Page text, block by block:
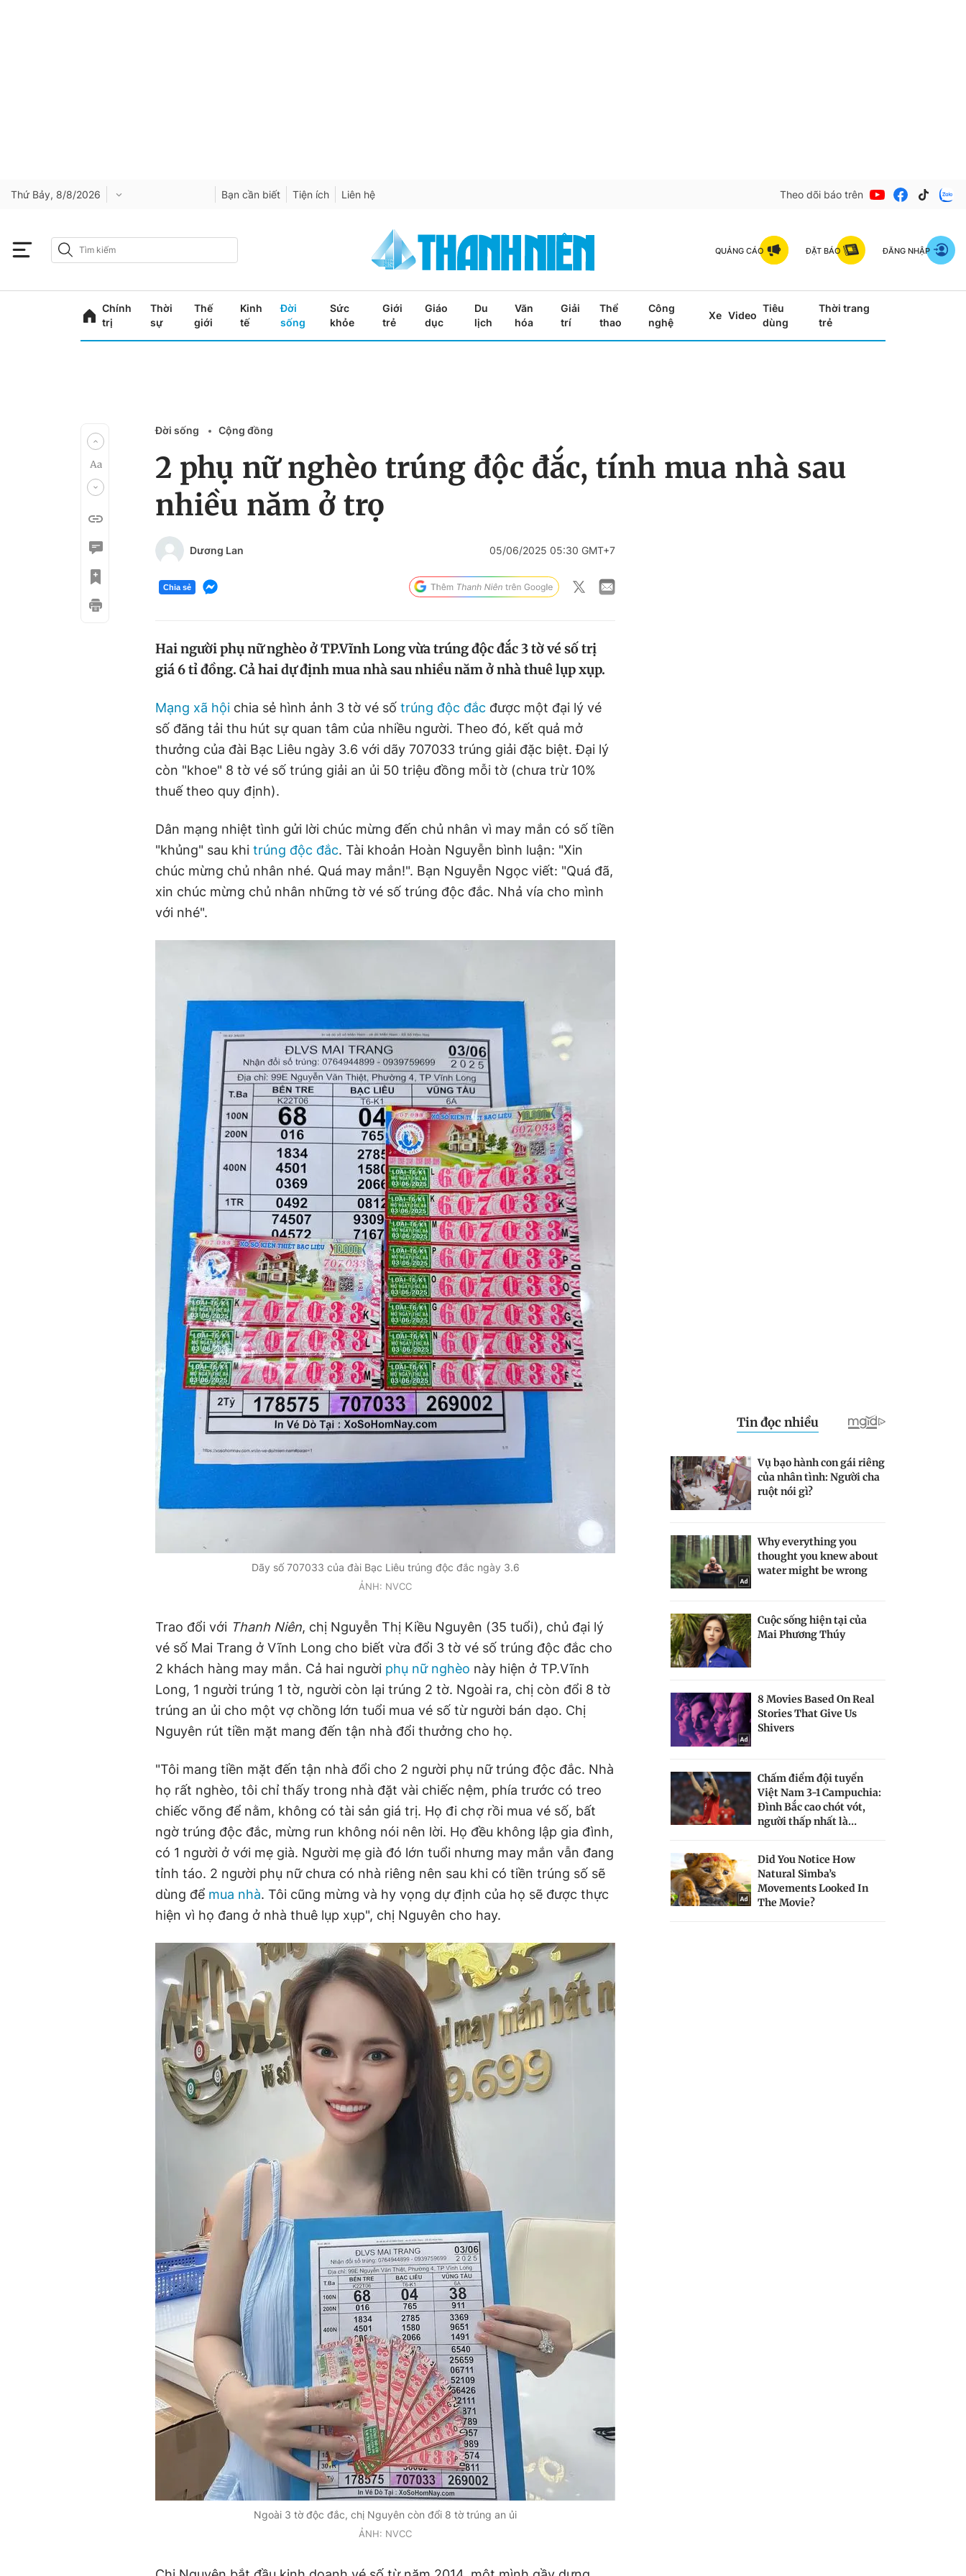
Thứ Bảy, 8/8/2026 Bạn cần biết Tiện ích Liên hệ Theo dõi báo trên
QUẢNG CÁO ĐẶT BÁO ĐĂNG NHẬP
Chính
trị
Thời
sự
Thế
giới
Kinh
tế
Đời
sống
Sức
khỏe
Giới
trẻ
Giáo
dục
Du
lịch
Văn
hóa
Giải
trí
Thể
thao
Công
nghệ
Xe Video
Tiêu
dùng
Thời trang
trẻ
Đời sống Cộng đồng
2 phụ nữ nghèo trúng độc đắc, tính mua nhà sau
nhiều năm ở trọ
Dương Lan 05/06/2025 05:30 GMT+7
Chia sẻ
Hai người phụ nữ nghèo ở TP.Vĩnh Long vừa trúng độc đắc 3 tờ vé số trị
giá 6 tỉ đồng. Cả hai dự định mua nhà sau nhiều năm ở nhà thuê lụp xụp.
Mạng xã hội chia sẻ hình ảnh 3 tờ vé số trúng độc đắc được một đại lý vé
số đăng tải thu hút sự quan tâm của nhiều người. Theo đó, kết quả mở
thưởng của đài Bạc Liêu ngày 3.6 với dãy 707033 trúng giải đặc biệt. Đại lý
còn "khoe" 8 tờ vé số trúng giải an ủi 50 triệu đồng mỗi tờ (chưa trừ 10%
thuế theo quy định).
Dân mạng nhiệt tình gửi lời chúc mừng đến chủ nhân vì may mắn có số tiền
"khủng" sau khi trúng độc đắc. Tài khoản Hoàn Nguyễn bình luận: "Xin
chúc mừng chủ nhân nhé. Quá may mắn!". Bạn Nguyễn Ngọc viết: "Quá đã,
xin chúc mừng chủ nhân những tờ vé số trúng độc đắc. Nhả vía cho mình
với nhé".
Dãy số 707033 của đài Bạc Liêu trúng độc đắc ngày 3.6
ẢNH: NVCC
Trao đổi với Thanh Niên, chị Nguyễn Thị Kiều Nguyên (35 tuổi), chủ đại lý
vé số Mai Trang ở Vĩnh Long cho biết vừa đổi 3 tờ vé số trúng độc đắc cho
2 khách hàng may mắn. Cả hai người phụ nữ nghèo này hiện ở TP.Vĩnh
Long, 1 người trúng 1 tờ, người còn lại trúng 2 tờ. Ngoài ra, chị còn đổi 8 tờ
trúng an ủi cho một vợ chồng lớn tuổi mua vé số từ người bán dạo. Chị
Nguyên rút tiền mặt mang đến tận nhà đổi thưởng cho họ.
"Tôi mang tiền mặt đến tận nhà đổi cho 2 người phụ nữ trúng độc đắc. Nhà
họ rất nghèo, tôi chỉ thấy trong nhà đặt vài chiếc nệm, phía trước có treo
chiếc võng để nằm, không có tài sản giá trị. Họ đi chợ rồi mua vé số, bất
ngờ trúng độc đắc, mừng run không nói nên lời. Họ đều không lập gia đình,
có 1 người ở với mẹ già. Người mẹ già đó lớn tuổi nhưng may mắn vẫn đang
tỉnh táo. 2 người phụ nữ chưa có nhà riêng nên sau khi có tiền trúng số sẽ
dùng để mua nhà. Tôi cũng mừng và hy vọng dự định của họ sẽ được thực
hiện vì họ đang ở nhà thuê lụp xụp", chị Nguyên cho hay.
Ngoài 3 tờ độc đắc, chị Nguyên còn đổi 8 tờ trúng an ủi
ẢNH: NVCC